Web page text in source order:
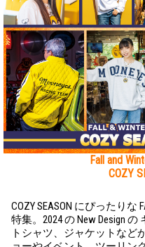
Fall and
COZY
COZY SEASON にぴったりな
特集。2024 の New Design
トシャツ、ジャケットなど